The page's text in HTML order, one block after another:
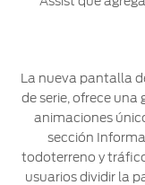
La nueva pantalla
de serie, ofrece
animaciones
sección
todoterreno y
usuarios dividir la